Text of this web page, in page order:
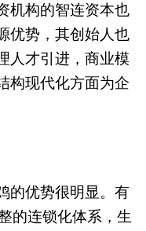
机构的智连资本也
优势，其创始人也
人才引进，商业模
构现代化方面为企
的优势很明显。有
的连锁化体系，生